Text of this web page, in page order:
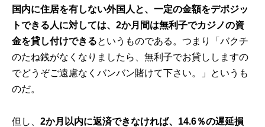
国内に住居を有しない外国人と、一定の金額をデポジッ
トできる人に対しては、2か月間は無利子でカジノの資
金を貸し付けできるというものである。つまり「バクチ
のたね銭がなくなりましたら、無利子でお貸ししますの
でどうぞご遠慮なくバンバン賭けて下さい。」というも
のだ。
但し、2か月以内に返済できなければ、 14.6％の遅延損